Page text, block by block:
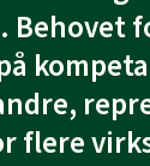
flere